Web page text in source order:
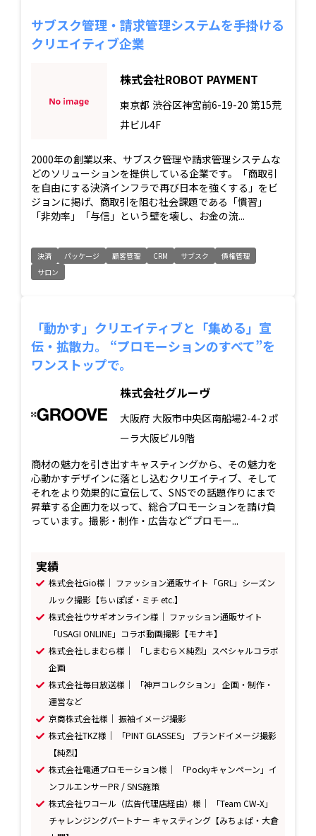
サブスク管理・請求管理システムを手掛ける
クリエイティブ企業
株式会社ROBOT PAYMENT
東京都 渋谷区神宮前6-19-20 第15荒
井ビル4F
2000年の創業以来、サブスク管理や請求管理システムな
どのソリューションを提供している企業です。「商取引
を自由にする決済インフラで再び日本を強くする」をビ
ジョンに掲げ、商取引を阻む社会課題である「慣習」
「非効率」「与信」という壁を壊し、お金の流...
決済 パッケージ 顧客管理 CRM サブスク
債権管理
サロン
「動かす」クリエイティブと「集める」宣
伝・拡散力。 “プロモーションのすべて”を
ワンストップで。
株式会社グルーヴ
大阪府 大阪市中央区南船場2-4-2 ポ
ーラ大阪ビル9階
商材の魅力を引き出すキャスティングから、その魅力を
心動かすデザインに落とし込むクリエイティブ、そして
それをより効果的に宣伝して、SNSでの話題作りにまで
昇華する企画力を以って、総合プロモーションを請け負
っています。撮影・制作・広告など“プロモー...
実績
株式会社Gio様｜ ファッション通販サイト「GRL」シーズン
ルック撮影【ちぃぽぽ・ミチ etc.】
株式会社ウサギオンライン様｜ ファッション通販サイト
「USAGI ONLINE」コラボ動画撮影【モナキ】
株式会社しまむら様｜ 「しまむら×純烈」スペシャルコラボ
企画
株式会社毎日放送様｜ 「神戸コレクション」 企画・制作・
運営など
京商株式会社様｜ 振袖イメージ撮影
株式会社TKZ様｜ 「PINT GLASSES」 ブランドイメージ撮影
【純烈】
株式会社電通プロモーション様｜ 「Pockyキャンペーン」イ
ンフルエンサーPR / SNS施策
株式会社ワコール（広告代理店経由）様｜ 「Team CW-X」
チャレンジングパートナー キャスティング【みちょぱ・大倉